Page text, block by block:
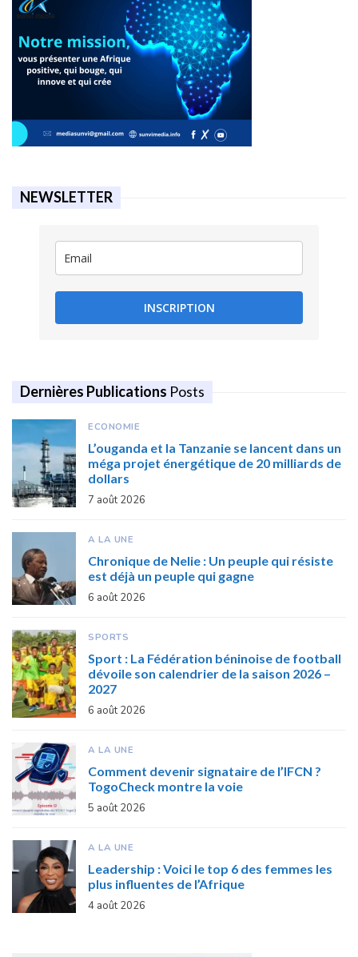
NEWSLETTER
INSCRIPTION
Dernières Publications Posts
ECONOMIE
L’ouganda et la Tanzanie se lancent dans un
méga projet énergétique de 20 milliards de
dollars
7 août 2026
A LA UNE
Chronique de Nelie : Un peuple qui résiste
est déjà un peuple qui gagne
6 août 2026
SPORTS
Sport : La Fédération béninoise de football
dévoile son calendrier de la saison 2026 –
2027
6 août 2026
A LA UNE
Comment devenir signataire de l’IFCN ?
TogoCheck montre la voie
5 août 2026
A LA UNE
Leadership : Voici le top 6 des femmes les
plus influentes de l’Afrique
4 août 2026